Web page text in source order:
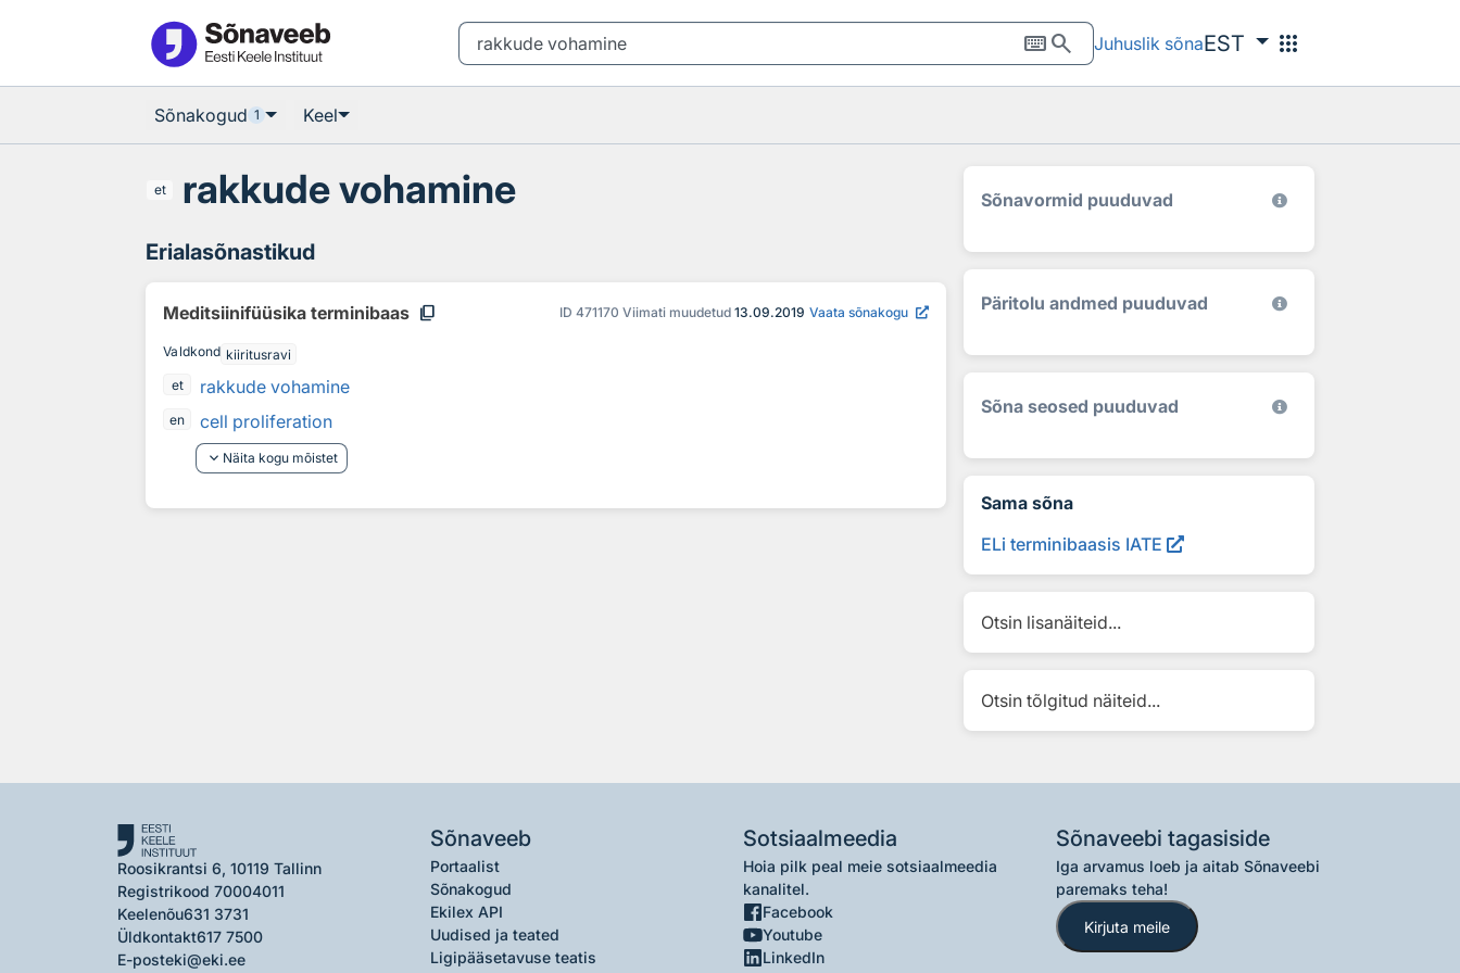
keyboardsearch Juhuslik sõnaEST apps
Sõnakogud 1 Keel
et rakkude vohamine
Erialasõnastikud
Meditsiinifüüsika terminibaas content_copy ID 471170 Viimati muudetud 13.09.2019 Vaata sõnakogu
Valdkond kiiritusravi
et
rakkude vohamine
en
cell proliferation
keyboard_arrow_down Näita kogu mõistet
Sõnavormid puuduvad
Päritolu andmed puuduvad
Sõna seosed puuduvad
Sama sõna
ELi terminibaasis IATE
Otsin lisanäiteid...
Otsin tõlgitud näiteid...
Roosikrantsi 6, 10119 Tallinn
Registrikood 70004011
Keelenõu631 3731
Üldkontakt617 7500
E-posteki@eki.ee
Sõnaveeb
Portaalist
Sõnakogud
Ekilex API
Uudised ja teated
Ligipääsetavuse teatis
Sotsiaalmeedia
Hoia pilk peal meie sotsiaalmeedia
kanalitel.
Facebook
Youtube
LinkedIn
Sõnaveebi tagasiside
Iga arvamus loeb ja aitab Sõnaveebi
paremaks teha!
Kirjuta meile